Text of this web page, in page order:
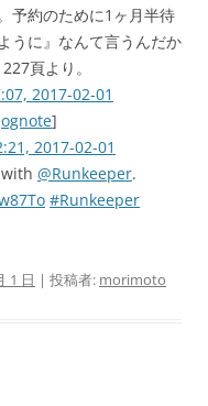
予約のために1ヶ月半待
うに』なんて言うんだか
頁より。
2017-02-01
]
2017-02-01
@Runkeeper.
#Runkeeper
1 日 | 投稿者: morimoto